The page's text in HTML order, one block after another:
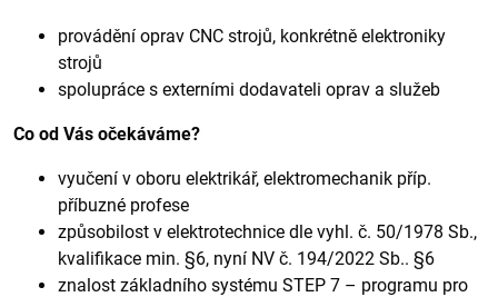
provádění oprav CNC strojů, konkrétně elektroniky
strojů
spolupráce s externími dodavateli oprav a služeb
Co od Vás očekáváme?
vyučení v oboru elektrikář, elektromechanik příp.
příbuzné profese
způsobilost v elektrotechnice dle vyhl. č. 50/1978 Sb.,
kvalifikace min. §6, nyní NV č. 194/2022 Sb.. §6
znalost základního systému STEP 7 – programu pro